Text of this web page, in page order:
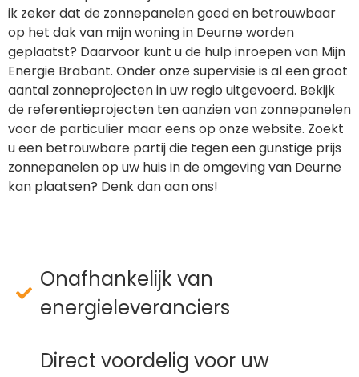
ik zeker dat de zonnepanelen goed en betrouwbaar
op het dak van mijn woning in Deurne worden
geplaatst? Daarvoor kunt u de hulp inroepen van Mijn
Energie Brabant. Onder onze supervisie is al een groot
aantal zonneprojecten in uw regio uitgevoerd. Bekijk
de referentieprojecten ten aanzien van zonnepanelen
voor de particulier maar eens op onze website. Zoekt
u een betrouwbare partij die tegen een gunstige prijs
zonnepanelen op uw huis in de omgeving van Deurne
kan plaatsen? Denk dan aan ons!
Onafhankelijk van
energieleveranciers
Direct voordelig voor uw